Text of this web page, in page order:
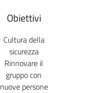
Obiettivi
Cultura della
sicurezza
Rinnovare il
gruppo con
nuove persone